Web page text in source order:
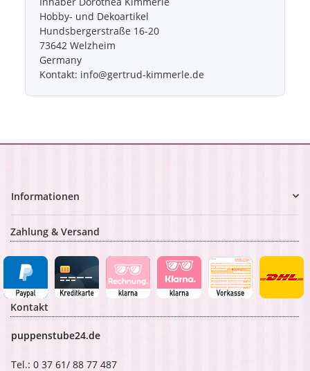
Hobby- und Dekoartikel
Hundsbergerstraße 16-20
73642 Welzheim
Germany
Kontakt: info@gertrud-kimmerle.de
Informationen
Zahlung & Versand
Kontakt
puppenstube24.de
Tel.: 0 37 61/ 88 77 487